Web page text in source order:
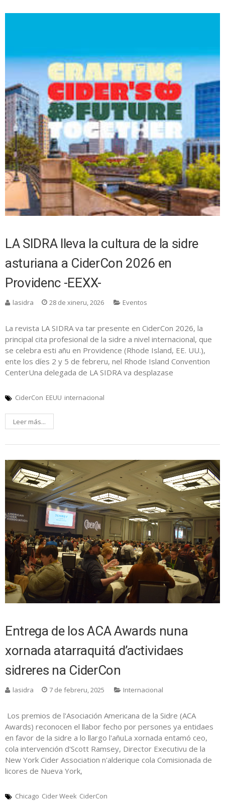
LA SIDRA lleva la cultura de la sidre
asturiana a CiderCon 2026 en
Providenc -EEXX-
lasidra 28 de xineru, 2026 Eventos
La revista LA SIDRA va tar presente en CiderCon 2026, la
principal cita profesional de la sidre a nivel internacional, que
se celebra esti añu en Providence (Rhode Island, EE. UU.),
ente los díes 2 y 5 de febreru, nel Rhode Island Convention
CenterUna delegada de LA SIDRA va desplazase
CiderCon EEUU internacional
Leer más...
Entrega de los ACA Awards nuna
xornada atarraquitá d’actividaes
sidreres na CiderCon
lasidra 7 de febreru, 2025 Internacional
Los premios de l'Asociación Americana de la Sidre (ACA
Awards) reconocen el llabor fecho por persones ya entidaes
en favor de la sidre a lo llargo l'añuLa xornada entamó ceo,
cola intervención d'Scott Ramsey, Director Executivu de la
New York Cider Association n'alderique cola Comisionada de
licores de Nueva York,
Chicago Cider Week CiderCon